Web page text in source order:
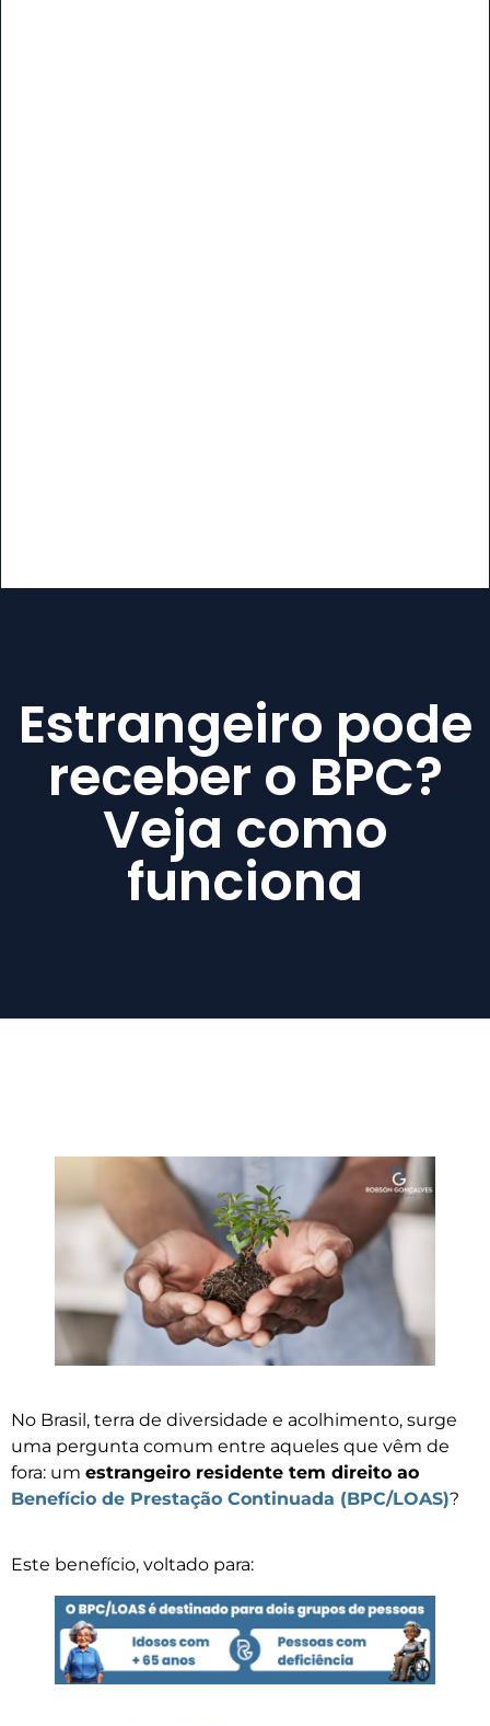
Estrangeiro pode
receber o BPC?
Veja como
funciona
No Brasil, terra de diversidade e acolhimento, surge
uma pergunta comum entre aqueles que vêm de
fora: um estrangeiro residente tem direito ao
Benefício de Prestação Continuada (BPC/LOAS)?
Este benefício, voltado para: